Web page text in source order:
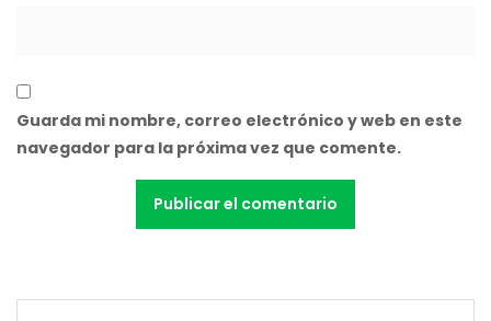
Guarda mi nombre, correo electrónico y web en este
navegador para la próxima vez que comente.